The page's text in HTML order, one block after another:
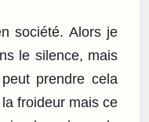
société. Alors je
le silence, mais
prendre cela
froideur mais ce